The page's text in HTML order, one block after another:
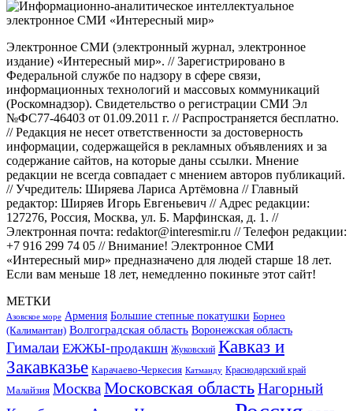
Электронное СМИ (электронный журнал, электронное
издание) «Интересный мир». // Зарегистрировано в
Федеральной службе по надзору в сфере связи,
информационных технологий и массовых коммуникаций
(Роскомнадзор). Свидетельство о регистрации СМИ Эл
№ФС77-46403 от 01.09.2011 г. // Распространяется бесплатно.
// Редакция не несет ответственности за достоверность
информации, содержащейся в рекламных объявлениях и за
содержание сайтов, на которые даны ссылки. Мнение
редакции не всегда совпадает с мнением авторов публикаций.
// Учредитель: Ширяева Лариса Артёмовна // Главный
редактор: Ширяев Игорь Евгеньевич // Адрес редакции:
127276, Россия, Москва, ул. Б. Марфинская, д. 1. //
Электронная почта: redaktor@interesmir.ru // Телефон редакции:
+7 916 299 74 05 // Внимание! Электронное СМИ
«Интересный мир» предназначено для людей старше 18 лет.
Если вам меньше 18 лет, немедленно покиньте этот сайт!
МЕТКИ
Азовское море Армения Большие степные покатушки Борнео
(Калимантан) Волгоградская область Воронежская область
Гималаи ЕЖЖЫ-продакшн Жуковский Кавказ и
Закавказье Карачаево-Черкесия Катманду Краснодарский край
Малайзия МоскваМосковская областьНагорный